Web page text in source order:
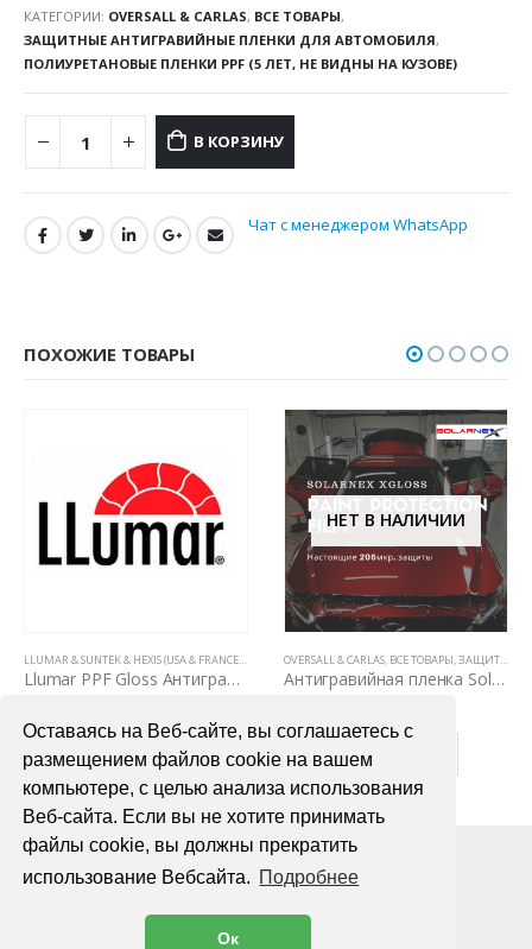
Оставаясь на Веб-сайте, вы соглашаетесь с
размещением файлов cookie на вашем
компьютере, с целью анализа использования
Веб-сайта. Если вы не хотите принимать
файлы cookie, вы должны прекратить
использование Вебсайта. Подробнее
Ок
КАТЕГОРИИ: OVERSALL & CARLAS, ВСЕ ТОВАРЫ,
ЗАЩИТНЫЕ АНТИГРАВИЙНЫЕ ПЛЕНКИ ДЛЯ АВТОМОБИЛЯ,
ПОЛИУРЕТАНОВЫЕ ПЛЕНКИ PPF (5 ЛЕТ, НЕ ВИДНЫ НА КУЗОВЕ)
В КОРЗИНУ
Чат с менеджером WhatsApp
ПОХОЖИЕ ТОВАРЫ
ДЛЯ АВТОМОБИЛЯ,ПОЛИУРЕТАНОВЫЕ ПЛЕНКИ PPF (5 ЛЕТ, НЕ ВИДНЫ НА КУЗОВЕ)
ЗАЩИТНЫЕ АНТИГРАВИЙНЫЕ ПЛЕНКИ ДЛЯ АВТОМОБИЛЯ
LLUMAR & SUNTEK & HEXIS (USA & FRANCE)
,ВСЕ ТОВАРЫ,ЗАЩИТНЫЕ АНТИГРАВИЙНЫЕ
Llumar PPF Gloss Антигравийная пленка 1,52 х15,3м
В КОРЗИНУ
НЕТ В НАЛИЧИИ
OVERSALL & CARLAS, ВСЕ ТОВАРЫ,ЗАЩИТНЫЕ АНТИГРАВИЙНЫЕ ПЛЕНКИ ДЛЯ АВТОМОБИЛЯ
Антигравийная пленка Solarnex XGloss Plus 1,52м x 15м
ПОДРОБНЕЕ